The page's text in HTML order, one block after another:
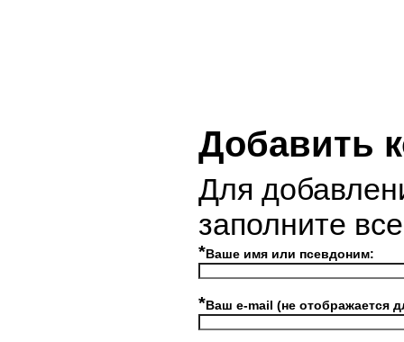
Добавить
Для
заполните
*Ваше имя или псевдоним:
*Ваш e-mail (не отображается